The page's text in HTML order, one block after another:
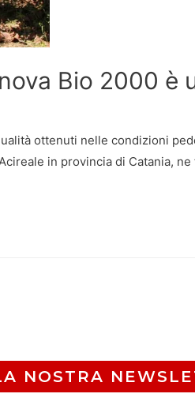
Bio 2000 è
ottenuti nelle condizioni
in provincia di Catania,
NOSTRA